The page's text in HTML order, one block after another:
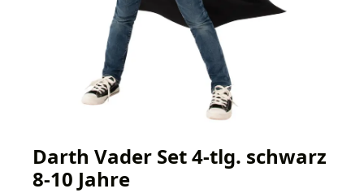
Darth Vader Set 4-tlg. schwarz
8-10 Jahre